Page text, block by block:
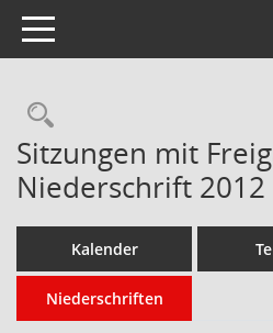
Toggle navigation
Rechercheauswahl
Sitzungen mit
Niederschrift 2012
Kalender
Niederschriften